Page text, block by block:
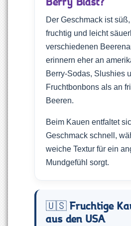
Der Geschmack ist
fruchtig und leicht
verschiedenen
erinnern eher an
Berry-Sodas, Slushies
Fruchtbonbons als an
Beeren.
Beim Kauen entfaltet
Geschmack schnell,
weiche Textur für ein
Mundgefühl sorgt.
🇺🇸 Fruchtige
aus den USA